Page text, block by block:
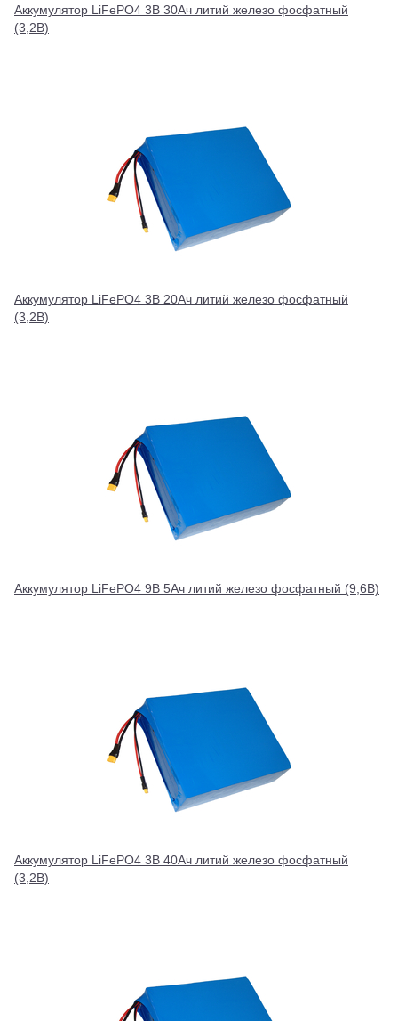
Аккумулятор LiFePO4 3В 30Ач литий железо фосфатный
(3,2В)
Аккумулятор LiFePO4 3В 20Ач литий железо фосфатный
(3,2В)
Аккумулятор LiFePO4 9В 5Ач литий железо фосфатный (9,6В)
Аккумулятор LiFePO4 3В 40Ач литий железо фосфатный
(3,2В)